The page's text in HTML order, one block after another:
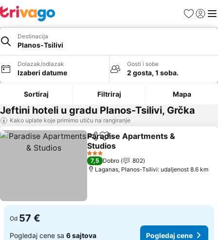
FavoritiPrijavi
Destinacija
Planos-Tsilivi
Dolazak/odlazak
Izaberi datume
Gosti i sobe
2 gosta, 1 soba.
Sortiraj Filtriraj Mapa
Jeftini hoteli u gradu Planos-Tsilivi, Grčka
Kako uplate koje primimo utiču na rangiranje
Deli Dodati u favorite
Paradise Apartments &
Studios
3 Zvezdice
7,5 Dobro
802
Laganas, Planos-Tsilivi: udaljenost 8.6 km
Od 57 €
Pogledaj cene sa 6 sajtova Pogledaj cene